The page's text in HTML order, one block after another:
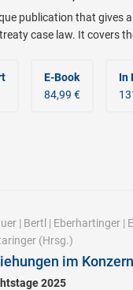
publication that gives
case law. It covers
E-Book
84,99 €
In
| Bertl | Eberhartinger|
(Hrsg.)
im Konzern
2025